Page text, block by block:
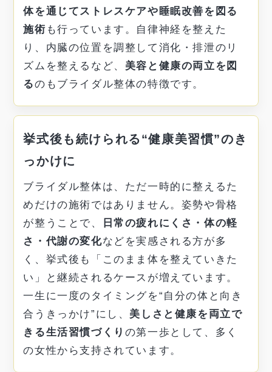
体を通じてストレスケアや睡眠改善を図る
施術 も行っています。自律神経を整えた
り、内臓の位置を調整して消化・排泄のリ
ズムを整えるなど、 美容と健康の両立を図
るのもブライダル整体の特徴です。
挙式後も続けられる“健康美習慣”のき
っかけに
ブライダル整体は、ただ一時的に整えるた
めだけの施術ではありません。姿勢や骨格
が整うことで、
日常の疲れにくさ・体の軽
さ・代謝の変化などを実感される方が多
く、挙式後も「このまま体を整えていきた
い」と継続されるケースが増えています。
一生に一度のタイミングを“自分の体と向き
合うきっかけ”にし、 美しさと健康を両立で
きる生活習慣づくり の第一歩として、多く
の女性から支持されています。